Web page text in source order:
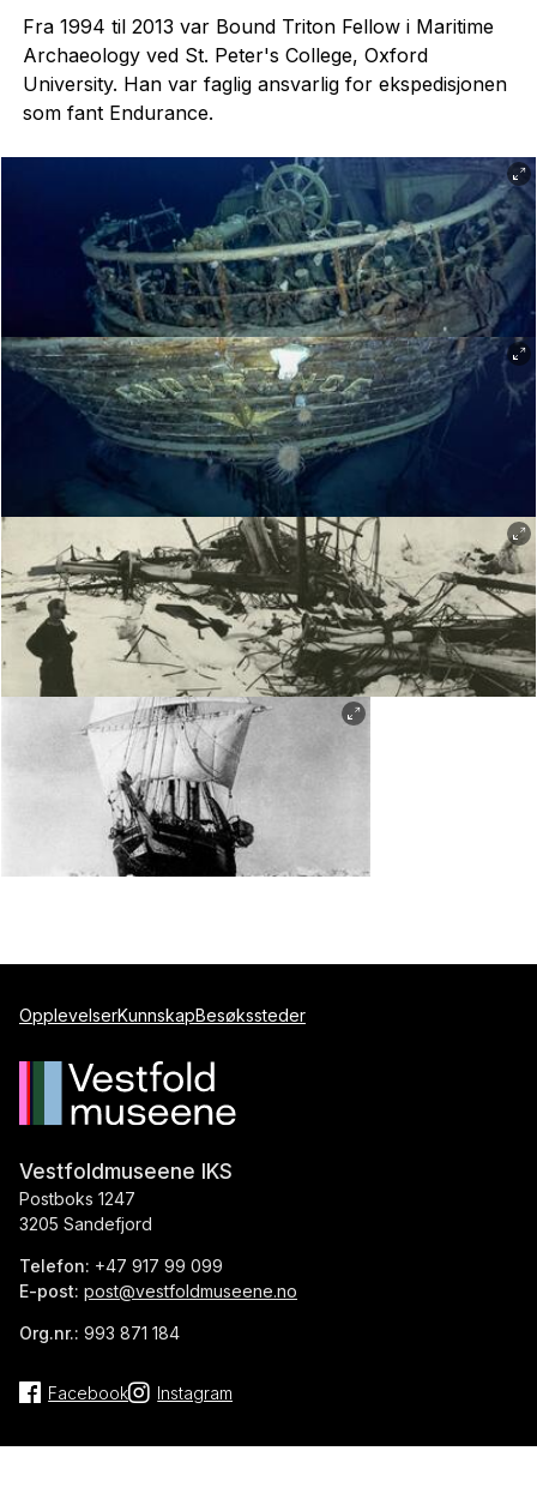
Fra 1994 til 2013 var Bound Triton Fellow i Maritime
Archaeology ved St. Peter's College, Oxford
University. Han var faglig ansvarlig for ekspedisjonen
som fant Endurance.
Deler av Shackletons Endurance. Foto: Falklands Maritime Heritage Trust.
Deler av Shackletons Endurance. Foto: Falklands Maritime Heritage Trust.
Foto: Falklands Maritime Heritage Trust.
OpplevelserKunnskapBesøkssteder
Vestfoldmuseene IKS
Postboks 1247
3205 Sandefjord
Telefon: +47 917 99 099
E-post: post@vestfoldmuseene.no
Org.nr.: 993 871 184
Facebook Instagram